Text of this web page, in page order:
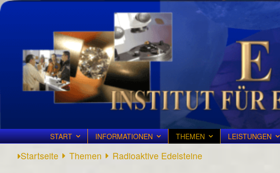
START INFORMATIONEN THEMEN LEISTUNGEN
Startseite Themen Radioaktive Edelsteine